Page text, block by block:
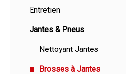
Entretien
Jantes & Pneus
Nettoyant Jantes
Brosses à Jantes